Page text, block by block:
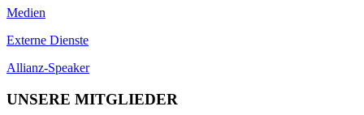
Medien
Externe Dienste
Allianz-Speaker
UNSERE MITGLIEDER